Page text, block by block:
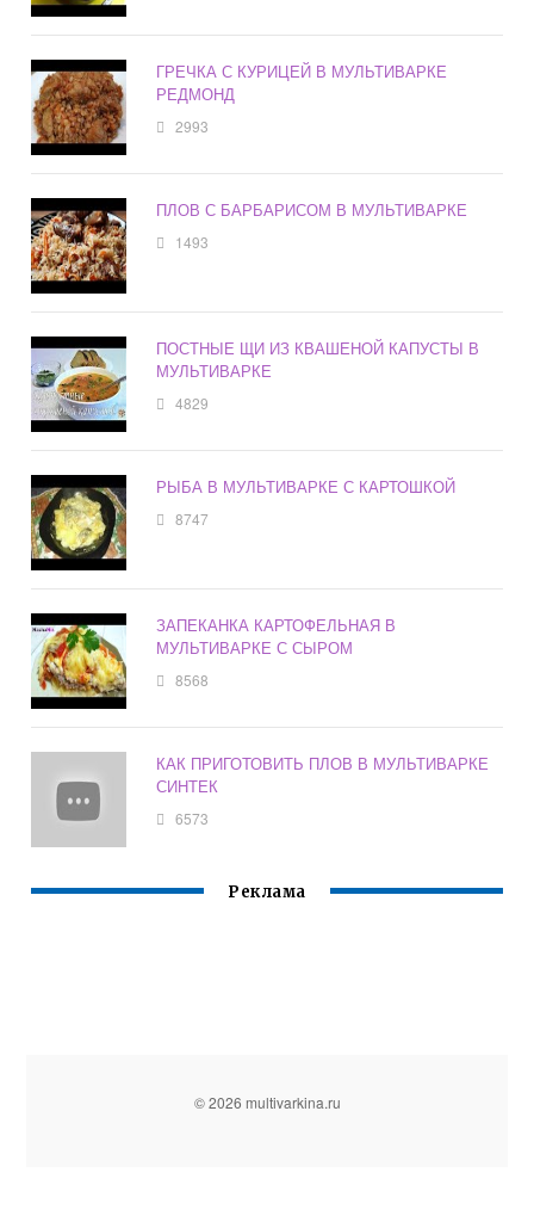
ГРЕЧКА С КУРИЦЕЙ В МУЛЬТИВАРКЕ
РЕДМОНД
2993
ПЛОВ С БАРБАРИСОМ В МУЛЬТИВАРКЕ
1493
ПОСТНЫЕ ЩИ ИЗ КВАШЕНОЙ КАПУСТЫ В
МУЛЬТИВАРКЕ
4829
РЫБА В МУЛЬТИВАРКЕ С КАРТОШКОЙ
8747
ЗАПЕКАНКА КАРТОФЕЛЬНАЯ В
МУЛЬТИВАРКЕ С СЫРОМ
8568
КАК ПРИГОТОВИТЬ ПЛОВ В МУЛЬТИВАРКЕ
СИНТЕК
6573
Реклама
© 2026 multivarkina.ru